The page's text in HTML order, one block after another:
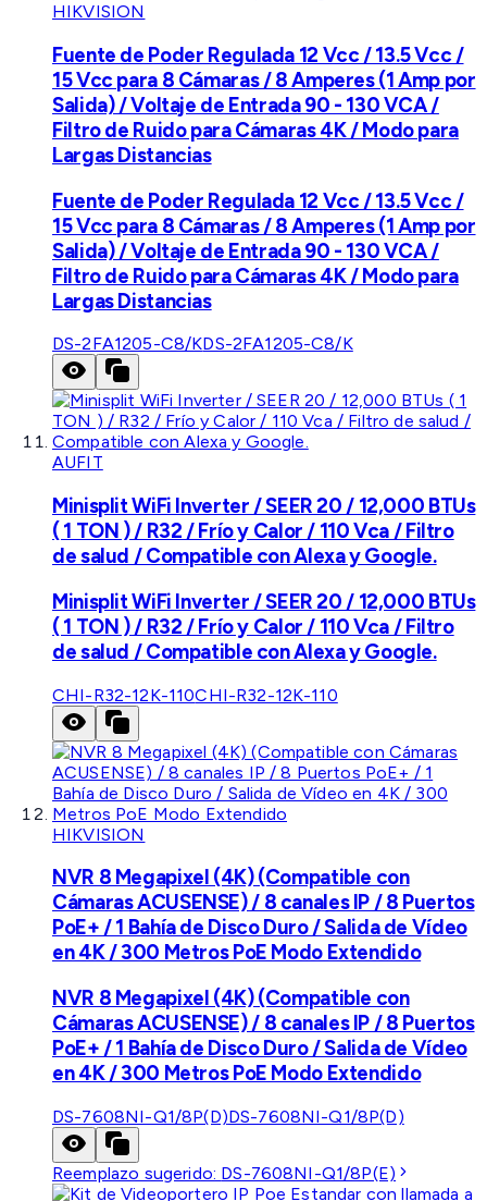
HIKVISION
Fuente de Poder Regulada 12 Vcc / 13.5 Vcc /
15 Vcc para 8 Cámaras / 8 Amperes (1 Amp por
Salida) / Voltaje de Entrada 90 - 130 VCA /
Filtro de Ruido para Cámaras 4K / Modo para
Largas Distancias
Fuente de Poder Regulada 12 Vcc / 13.5 Vcc /
15 Vcc para 8 Cámaras / 8 Amperes (1 Amp por
Salida) / Voltaje de Entrada 90 - 130 VCA /
Filtro de Ruido para Cámaras 4K / Modo para
Largas Distancias
DS-2FA1205-C8/KDS-2FA1205-C8/K
AUFIT
Minisplit WiFi Inverter / SEER 20 / 12,000 BTUs
( 1 TON ) / R32 / Frío y Calor / 110 Vca / Filtro
de salud / Compatible con Alexa y Google.
Minisplit WiFi Inverter / SEER 20 / 12,000 BTUs
( 1 TON ) / R32 / Frío y Calor / 110 Vca / Filtro
de salud / Compatible con Alexa y Google.
CHI-R32-12K-110CHI-R32-12K-110
HIKVISION
NVR 8 Megapixel (4K) (Compatible con
Cámaras ACUSENSE) / 8 canales IP / 8 Puertos
PoE+ / 1 Bahía de Disco Duro / Salida de Vídeo
en 4K / 300 Metros PoE Modo Extendido
NVR 8 Megapixel (4K) (Compatible con
Cámaras ACUSENSE) / 8 canales IP / 8 Puertos
PoE+ / 1 Bahía de Disco Duro / Salida de Vídeo
en 4K / 300 Metros PoE Modo Extendido
DS-7608NI-Q1/8P(D)DS-7608NI-Q1/8P(D)
Reemplazo sugerido: DS-7608NI-Q1/8P(E)